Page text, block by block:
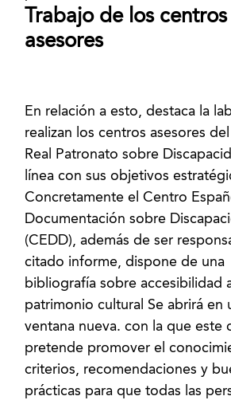
Trabajo de los centros
asesores
En relación a esto, destaca la
realizan los centros asesores
Real Patronato sobre
línea con sus objetivos
Concretamente el Centro
Documentación sobre
(CEDD), además de ser
citado informe, dispone de una
bibliografía sobre accesibilidad
patrimonio cultural Se abrirá en
ventana nueva. con la que este
pretende promover el
criterios, recomendaciones y
prácticas para que todas las